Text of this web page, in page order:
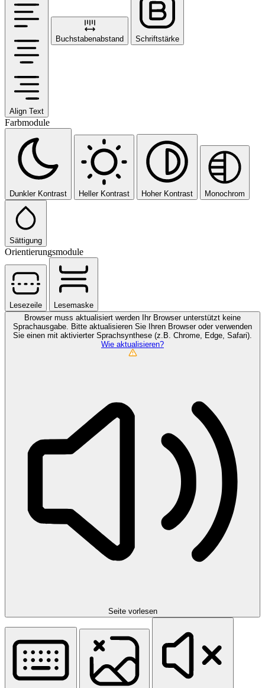
Align Text
Buchstabenabstand Schriftstärke
Farbmodule
Dunkler Kontrast Heller Kontrast Hoher Kontrast Monochrom
Sättigung
Orientierungsmodule
Lesezeile
Lesemaske
Browser muss aktualisiert werden Ihr Browser unterstützt keine
Sprachausgabe. Bitte aktualisieren Sie Ihren Browser oder verwenden
Sie einen mit aktivierter Sprachsynthese (z.B. Chrome, Edge, Safari).
Wie aktualisieren?
Seite vorlesen